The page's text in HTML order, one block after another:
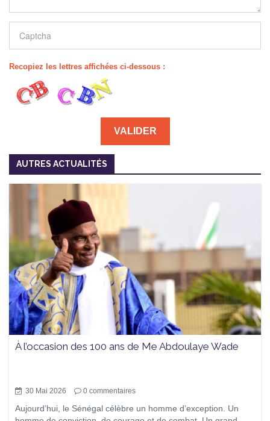
Recopiez les lettres affichées ci-dessous :
AUTRES ACTUALITÉS
À l’occasion des 100 ans de Me Abdoulaye Wade
30 Mai 2026 0 commentaires
Aujourd’hui, le Sénégal célèbre un homme d’exception. Un